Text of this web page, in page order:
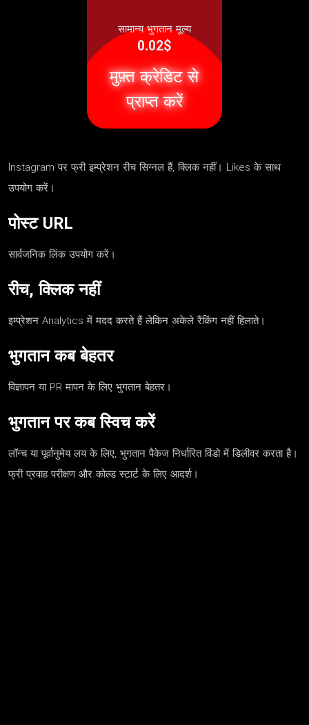
सामान्य भुगतान मूल्य
0.02$
मुफ़्त क्रेडिट से
प्राप्त करें
Instagram पर फ्री इम्प्रेशन रीच सिग्नल हैं, क्लिक नहीं। Likes के साथ
उपयोग करें।
पोस्ट URL
सार्वजनिक लिंक उपयोग करें।
रीच, क्लिक नहीं
इम्प्रेशन Analytics में मदद करते हैं लेकिन अकेले रैंकिंग नहीं हिलाते।
भुगतान कब बेहतर
विज्ञापन या PR मापन के लिए भुगतान बेहतर।
भुगतान पर कब स्विच करें
लॉन्च या पूर्वानुमेय लय के लिए, भुगतान पैकेज निर्धारित विंडो में डिलीवर करता है।
फ्री प्रवाह परीक्षण और कोल्ड स्टार्ट के लिए आदर्श।